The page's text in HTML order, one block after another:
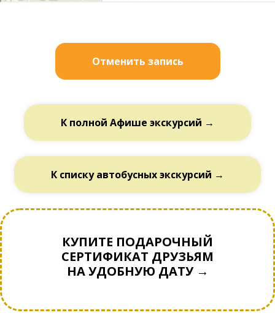
Отменить запись
К полной Афише экскурсий →
К списку автобусных экскурсий →
КУПИТЕ ПОДАРОЧНЫЙ
СЕРТИФИКАТ ДРУЗЬЯМ
НА УДОБНУЮ ДАТУ →